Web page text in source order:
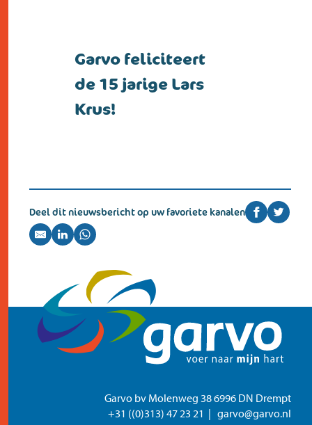
winkels
nieuws
contact
Garvo feliciteert
de 15 jarige Lars
Krus!
Deel dit nieuwsbericht op uw favoriete kanalen
Garvo bv Molenweg 38 6996 DN Drempt
+31 ((0)313) 47 23 21
garvo@garvo.nl